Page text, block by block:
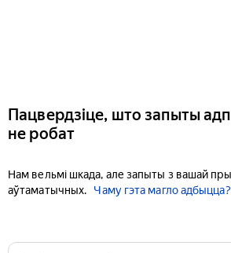
Пацвердзіце, што запыты
не робат
Нам вельмі шкада, але запыты з вашай
аўтаматычных.
Чаму гэта магло адбыцца?